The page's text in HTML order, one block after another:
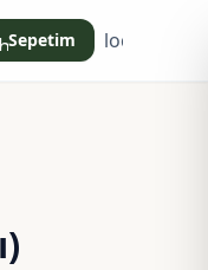
Sepetim login